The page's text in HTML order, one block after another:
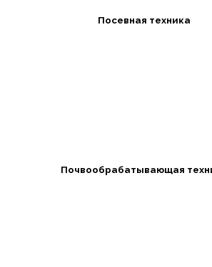
Посевная техника
Почвообрабатывающая